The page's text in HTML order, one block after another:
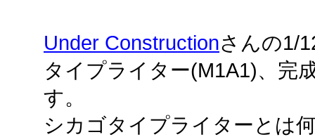
Under Constructionさんの1/
タイプライター(M1A1)、完
す。
シカゴタイプライターとは